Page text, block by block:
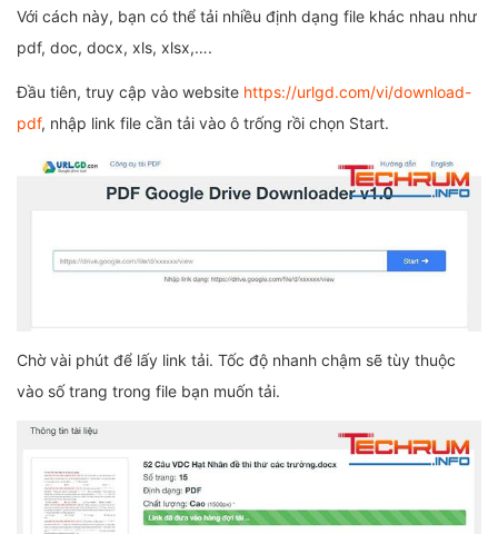
Với cách này, bạn có thể tải nhiều định dạng file khác nhau như
pdf, doc, docx, xls, xlsx,….
Đầu tiên, truy cập vào website https://urlgd.com/vi/download-
pdf, nhập link file cần tải vào ô trống rồi chọn Start.
Chờ vài phút để lấy link tải. Tốc độ nhanh chậm sẽ tùy thuộc
vào số trang trong file bạn muốn tải.